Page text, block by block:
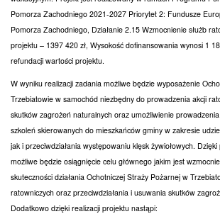
Pomorza Zachodniego 2021-2027 Priorytet 2: Fundusze
Pomorza Zachodniego, Działanie 2.15 Wzmocnienie służb
projektu – 1397 420 zł, Wysokość dofinansowania wynosi 1
refundacji wartości projektu.
W wyniku realizacji zadania możliwe będzie wyposażenie
Trzebiatowie w samochód niezbędny do prowadzenia akcji
skutków zagrożeń naturalnych oraz umożliwienie
szkoleń skierowanych do mieszkańców gminy w zakresie
jak i przeciwdziałania występowaniu klęsk żywiołowych. Dzięki
możliwe będzie osiągnięcie celu głównego jakim jest
skuteczności działania Ochotniczej Straży Pożarnej w
ratowniczych oraz przeciwdziałania i usuwania skutków
Dodatkowo dzięki realizacji projektu nastąpi: